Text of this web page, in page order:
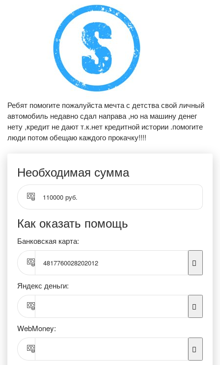
Ребят помогите пожалуйста мечта с детства свой личный
автомобиль недавно сдал направа ,но на машину денег
нету ,кредит не дают т.к.нет кредитной истории .помогите
люди потом обещаю каждого прокачку!!!!
Необходимая сумма
110000 руб.
Как оказать помощь
Банковская карта:
4817760028202012
Яндекс деньги:
WebMoney: